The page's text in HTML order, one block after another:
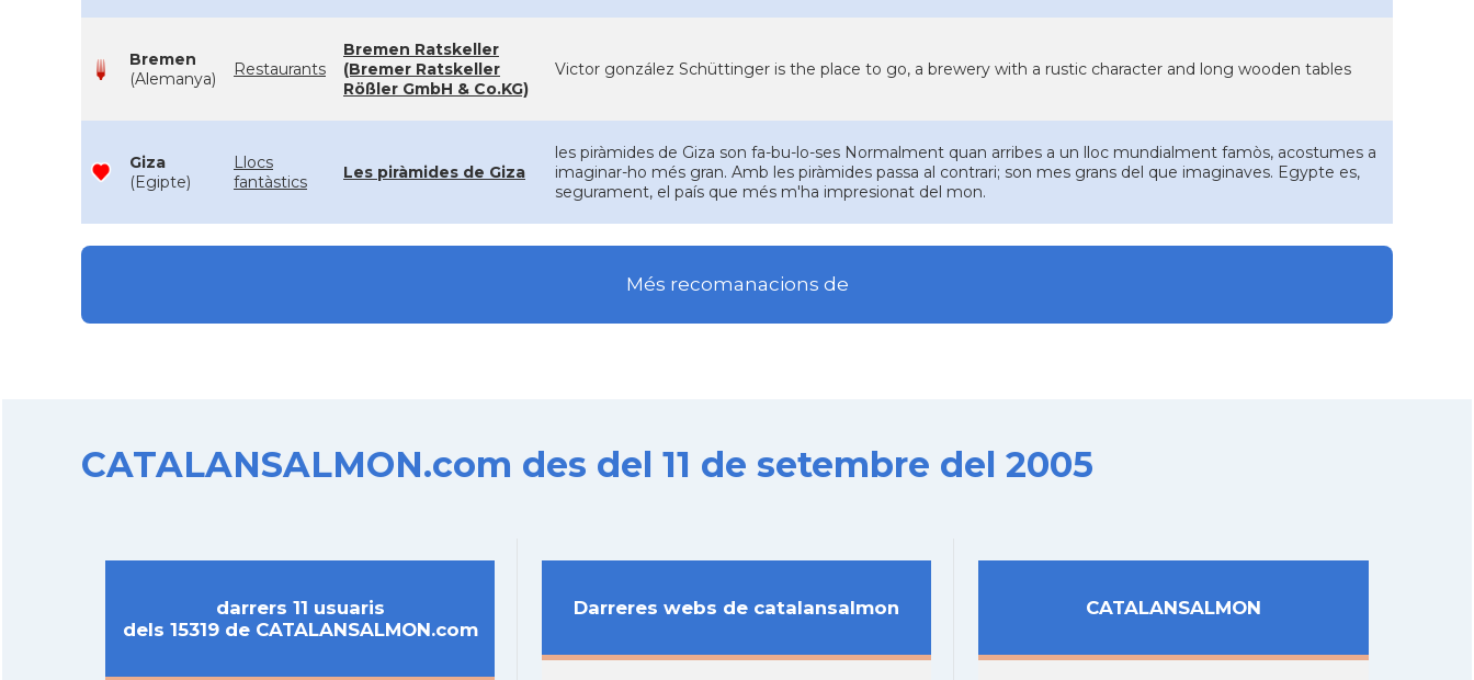
Bremen
(Alemanya)
Restaurants
Bremen Ratskeller
(Bremer Ratskeller
Rößler GmbH & Co.KG)
Victor gonzález Schüttinger is the place to go, a brewery with a rustic character and long wooden tables
Giza
(Egipte)
Llocs
fantàstics
Les piràmides de Giza
les piràmides de Giza son fa-bu-lo-ses Normalment quan arribes a un lloc mundialment famòs, acostumes a
imaginar-ho més gran. Amb les piràmides passa al contrari; son mes grans del que imaginaves. Egypte es,
segurament, el país que més m'ha impresionat del mon.
Més recomanacions de
CATALANSALMON.com des del 11 de setembre del 2005
darrers 11 usuaris
dels 15319 de CATALANSALMON.com
Darreres webs de catalansalmon CATALANSALMON